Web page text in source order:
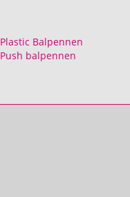
Plastic Balpennen
Push balpennen